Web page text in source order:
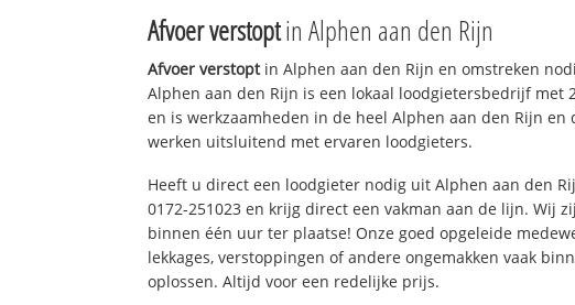
Afvoer verstoptin Alphen aan den Rijn
Afvoer verstoptin Alphen aan den Rijn en omstreken
Alphen aan den Rijn is een lokaal loodgietersbedrijf met
en is werkzaamheden in de heel Alphen aan den Rijn en
werken uitsluitend met ervaren loodgieters.
Heeft u direct een loodgieter nodig uit Alphen aan den
0172-251023 en krijg direct een vakman aan de lijn. Wij
binnen één uur ter plaatse! Onze goed opgeleide
lekkages, verstoppingen of andere ongemakken vaak
oplossen. Altijd voor een redelijke prijs.